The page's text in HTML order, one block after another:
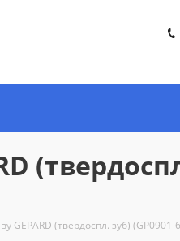
(твердоспл. зуб) (GP0901-